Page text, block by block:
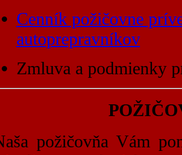
Cenník požičovne
autoprepravníkov
Zmluva a podmienky
požičovňa Vám